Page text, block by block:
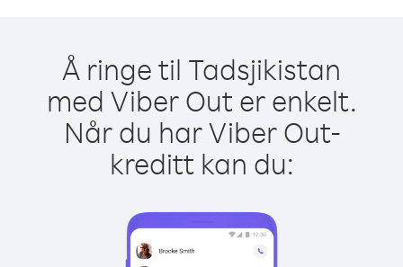
Å ringe til Tadsjikistan
med Viber Out er enkelt.
Når du har Viber Out-
kreditt kan du: